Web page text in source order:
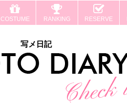
COSTUME RANKING RESERVE
写メ日記